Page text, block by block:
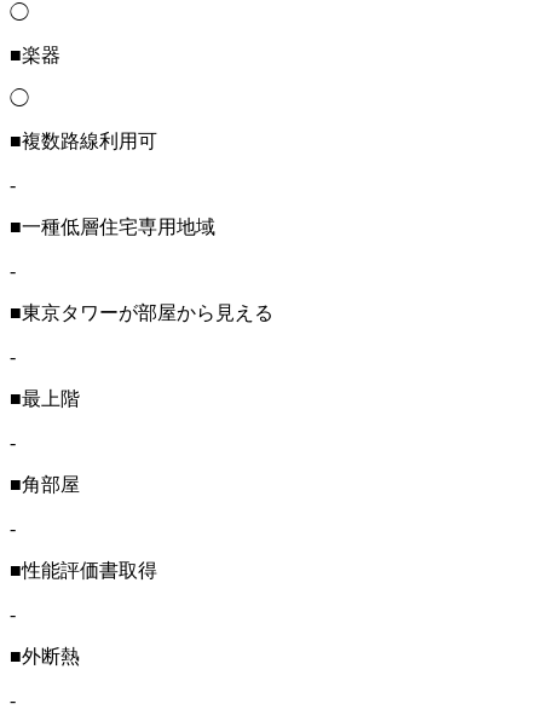
◯
■楽器
◯
■複数路線利用可
-
■一種低層住宅専用地域
-
■東京タワーが部屋から見える
-
■最上階
-
■角部屋
-
■性能評価書取得
-
■外断熱
-